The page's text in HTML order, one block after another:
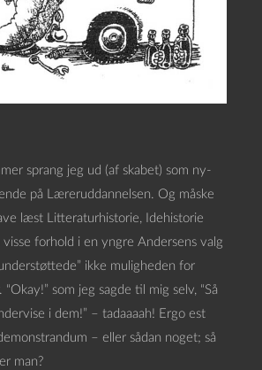
sprang jeg ud (af skabet) som ny-
på Læreruddannelsen. Og måske
læst Litteraturhistorie, Idehistorie
visse forhold i en yngre Andersens valg
ikke muligheden for
“Okay!” som jeg sagde til mig selv, “Så
i dem!” – tadaaaah! Ergo est
– eller sådan noget; så
man?